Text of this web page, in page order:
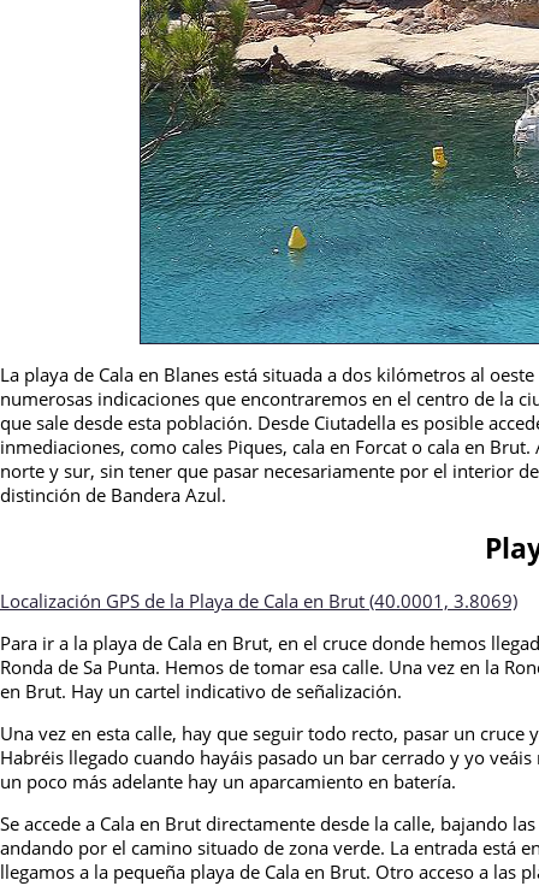
La playa de Cala en Blanes está situada a dos kilómetros al
numerosas indicaciones que encontraremos en el centro de la
que sale desde esta población. Desde Ciutadella es posible
inmediaciones, como cales Piques, cala en Forcat o cala en
norte y sur, sin tener que pasar necesariamente por el interior
distinción de Bandera Azul.
Localización GPS de la Playa de Cala en Brut (40.0001, 3.8069)
Para ir a la playa de Cala en Brut, en el cruce donde hemos
Ronda de Sa Punta. Hemos de tomar esa calle. Una vez en la
en Brut. Hay un cartel indicativo de señalización.
Una vez en esta calle, hay que seguir todo recto, pasar un
Habréis llegado cuando hayáis pasado un bar cerrado y yo
un poco más adelante hay un aparcamiento en batería.
Se accede a Cala en Brut directamente desde la calle, bajando
andando por el camino situado de zona verde. La entrada está
llegamos a la pequeña playa de Cala en Brut. Otro acceso a las